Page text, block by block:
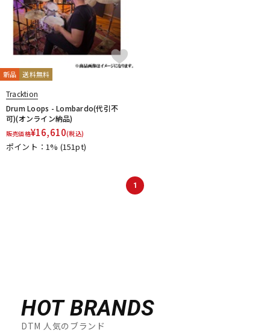
中古
新品 送料無料
Tracktion
Drum Loops - Lombardo(代引不
可)(オンライン納品)
販売価格¥16,610(税込)
ポイント：1% (151pt)
1
HOT BRANDS
DTM 人気のブランド